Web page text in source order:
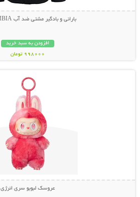
بارانی و بادگیر مشتی ضد آب COLUMBIA
افزودن به سبد خرید
998000 تومان
نمایش توضیحات بیشتر
عروسک لبوبو سری انرژی